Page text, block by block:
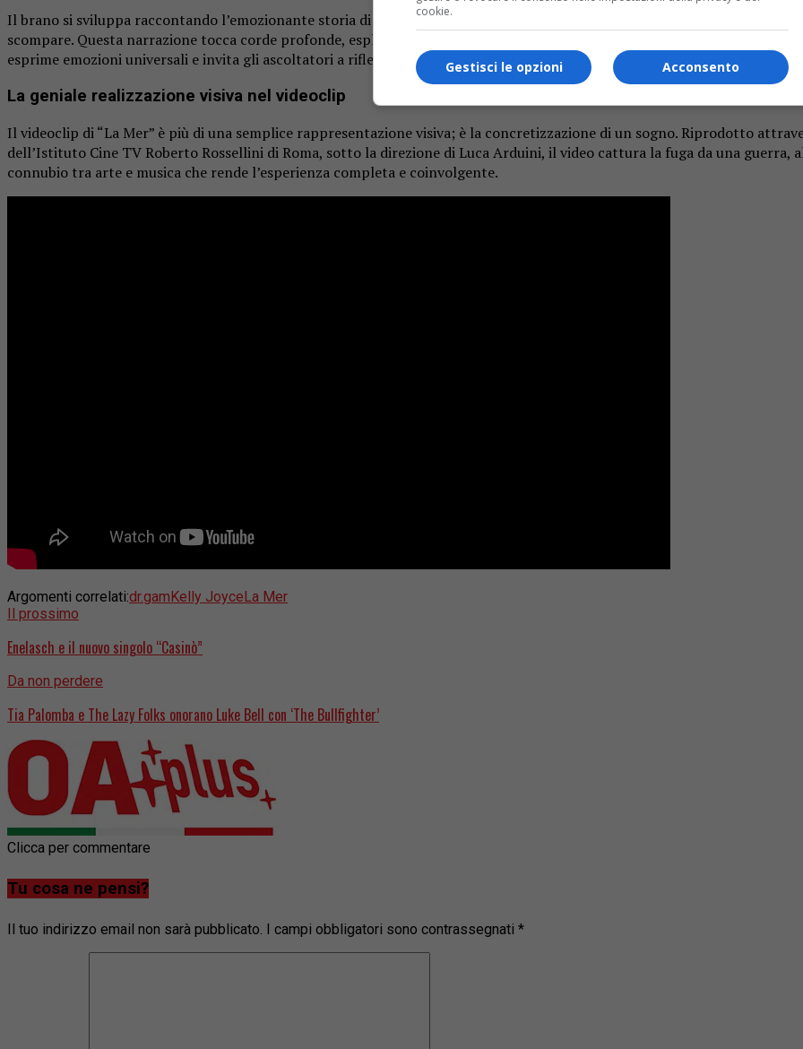
Il brano si sviluppa raccontando l’emozionante storia di un bambino che, impressionato dalla vastità del mare, inizia a
scompare. Questa narrazione tocca corde profonde, esplorando il tema dell’abbandono e della conquista delle proprie
esprime emozioni universali e invita gli ascoltatori a riflettere sulle proprie esperienze.
La geniale realizzazione visiva nel videoclip
Il videoclip di “La Mer” è più di una semplice rappresentazione visiva; è la concretizzazione di un sogno. Riprodotto
dell’Istituto Cine TV Roberto Rossellini di Roma, sotto la direzione di Luca Arduini, il video cattura la fuga da una guerra,
connubio tra arte e musica che rende l’esperienza completa e coinvolgente.
Argomenti correlati:dr.gamKelly JoyceLa Mer
Il prossimo
Enelasch e il nuovo singolo “Casinò”
Da non perdere
Tia Palomba e The Lazy Folks onorano Luke Bell con ‘The Bullfighter’
Clicca per commentare
Tu cosa ne pensi?
Il tuo indirizzo email non sarà pubblicato. I campi obbligatori sono contrassegnati *
cookie.
Acconsento
Gestisci le opzioni